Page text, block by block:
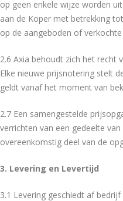
op geen enkele wijze worden
aan de Koper met betrekking
op de aangeboden of
2.6 Axia behoudt zich het recht
Elke nieuwe prijsnotering stelt
geldt vanaf het moment van
2.7 Een samengestelde
verrichten van een gedeelte
overeenkomstig deel van de
3. Levering en Levertijd
3.1 Levering geschiedt af